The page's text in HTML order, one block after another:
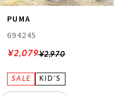
PUMA
694245
¥2,970
¥2,079